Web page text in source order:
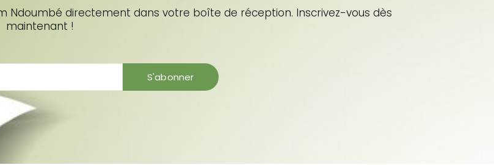
Ndoumbé directement dans votre boîte de réception. Inscrivez-vous dès
maintenant !
S'abonner